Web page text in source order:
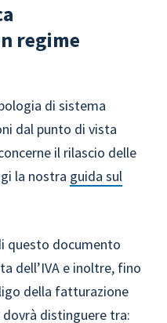
regime
di sistema
dal punto di vista
il rilascio delle
la nostra guida sul
questo documento
dell’IVA e inoltre, fino
della fatturazione
distinguere tra: